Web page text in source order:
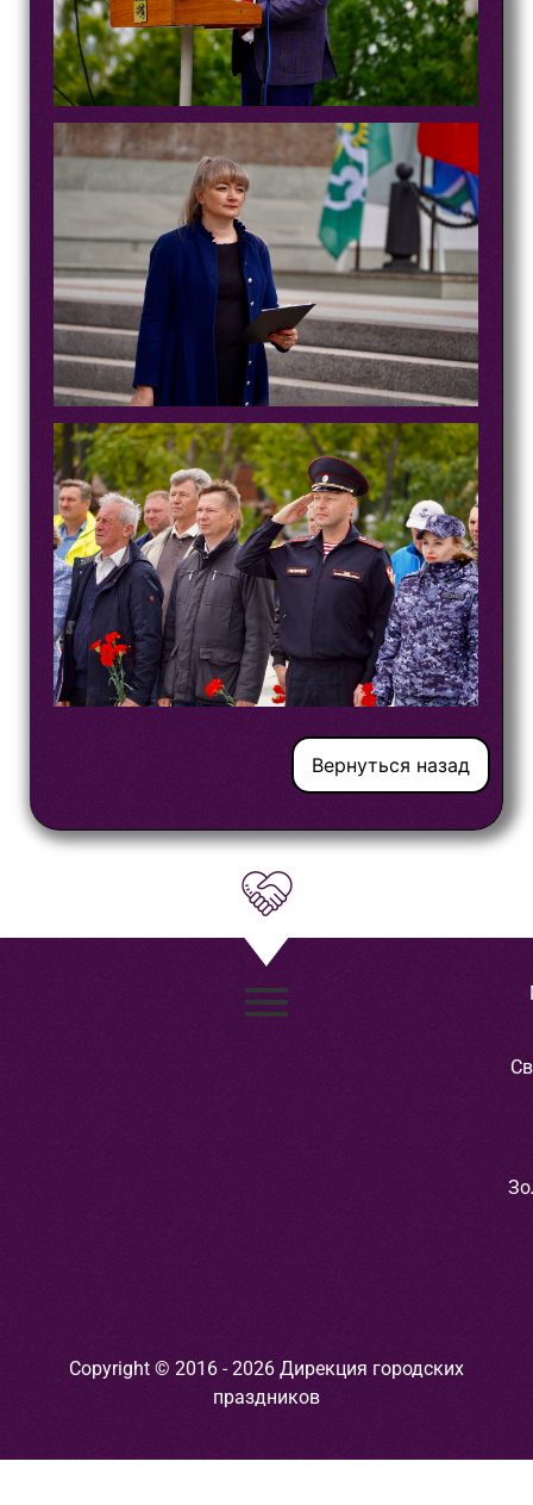
Вернуться назад
Copyright © 2016 - 2026 Дирекция городских
праздников